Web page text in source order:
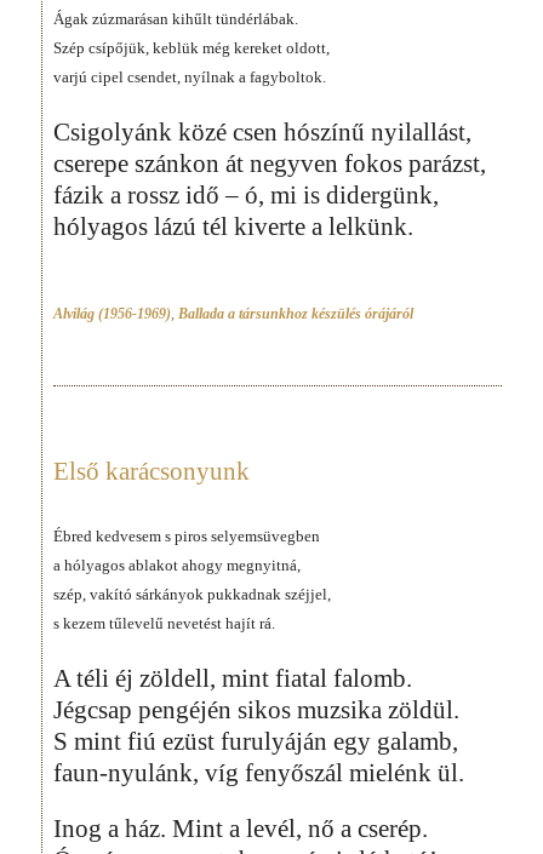
Ágak zúzmarásan kihűlt tündérlábak.
Szép csípőjük, keblük még kereket oldott,
varjú cipel csendet, nyílnak a fagyboltok.
Csigolyánk közé csen hószínű nyilallást,
cserepe szánkon át negyven fokos parázst,
fázik a rossz idő – ó, mi is didergünk,
hólyagos lázú tél kiverte a lelkünk.
Alvilág (1956-1969) Ballada a társunkhoz készülés órájáról
Első karácsonyunk
Ébred kedvesem s piros selyemsüvegben
a hólyagos ablakot ahogy megnyitná,
szép, vakító sárkányok pukkadnak széjjel,
s kezem tűlevelű nevetést hajít rá.
A téli éj zöldell, mint fiatal falomb.
Jégcsap pengéjén sikos muzsika zöldül.
S mint fiú ezüst furulyáján egy galamb,
faun-nyulánk, víg fenyőszál mielénk ül.
Inog a ház. Mint a levél, nő a cserép.